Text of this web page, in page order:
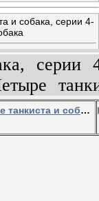
и собака, серии 4-
серии
5. Четыре танкиста и собака - 5 серия